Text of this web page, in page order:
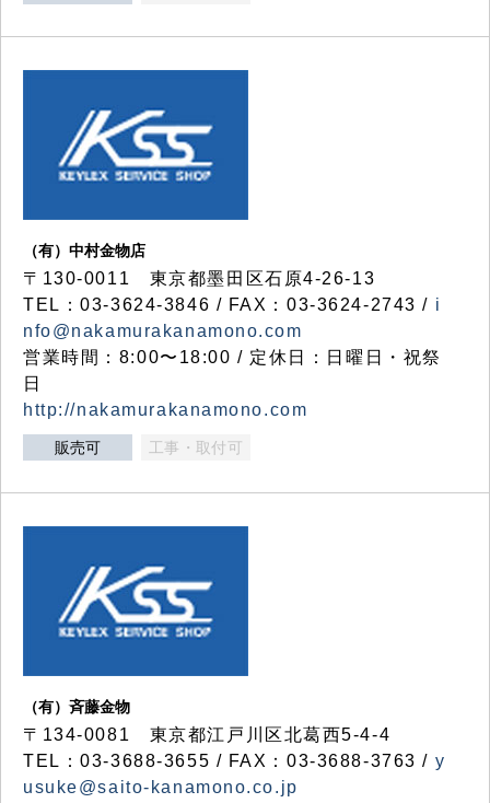
（有）中村金物店
〒130-0011 東京都墨田区石原4-26-13
TEL：03-3624-3846 / FAX：03-3624-2743 / i
nfo@nakamurakanamono.com
営業時間：8:00〜18:00 / 定休日：日曜日・祝祭
日
http://nakamurakanamono.com
販売可 工事・取付可
（有）斉藤金物
〒134-0081 東京都江戸川区北葛西5-4-4
TEL：03-3688-3655 / FAX：03-3688-3763 / y
usuke@saito-kanamono.co.jp